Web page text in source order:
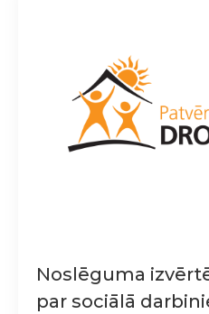
Noslēguma
par sociālā